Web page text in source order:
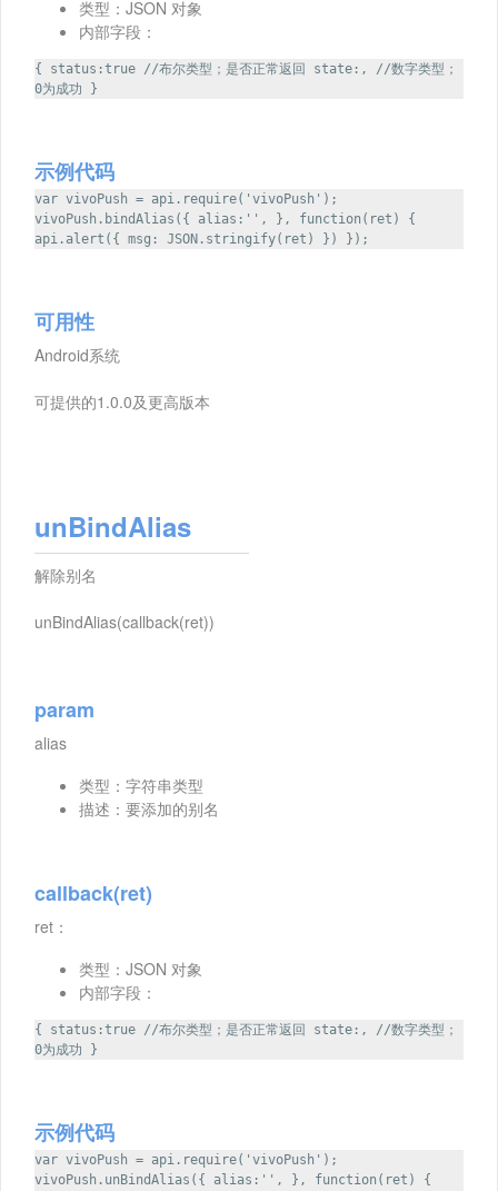
类型：JSON 对象
内部字段：
{ status:true //布尔类型；是否正常返回 state:, //数字类型；
0为成功 }
示例代码
var vivoPush = api.require('vivoPush');
vivoPush.bindAlias({ alias:'', }, function(ret) {
api.alert({ msg: JSON.stringify(ret) }) });
可用性
Android系统
可提供的1.0.0及更高版本
unBindAlias
解除别名
unBindAlias(callback(ret))
param
alias
类型：字符串类型
描述：要添加的别名
callback(ret)
ret：
类型：JSON 对象
内部字段：
{ status:true //布尔类型；是否正常返回 state:, //数字类型；
0为成功 }
示例代码
var vivoPush = api.require('vivoPush');
vivoPush.unBindAlias({ alias:'', }, function(ret) {